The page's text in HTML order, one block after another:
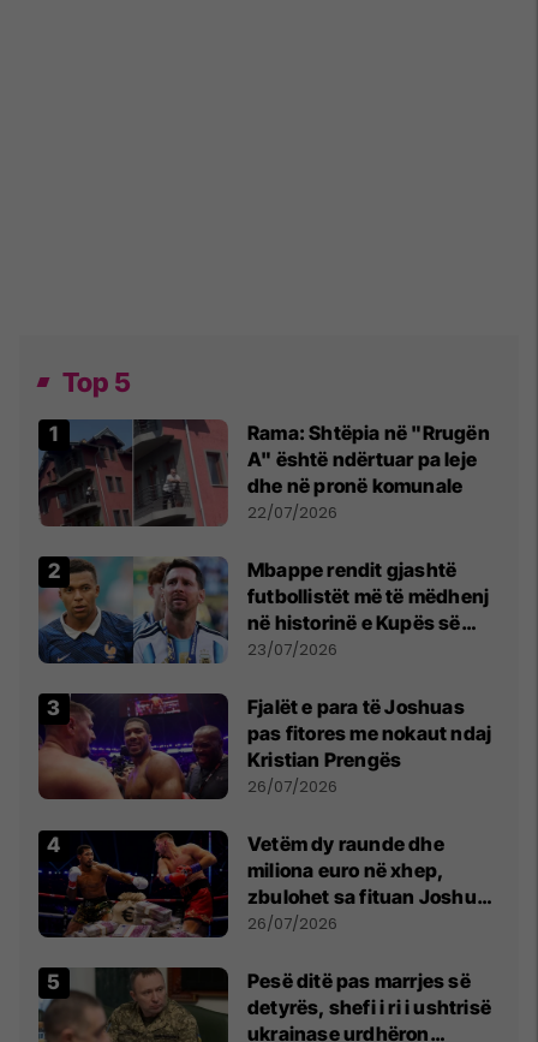
Top 5
Rama: Shtëpia në "Rrugën
A" është ndërtuar pa leje
dhe në pronë komunale
22/07/2026
Mbappe rendit gjashtë
futbollistët më të mëdhenj
në historinë e Kupës së
Botës, Messi mbetet i dyti
23/07/2026
Fjalët e para të Joshuas
pas fitores me nokaut ndaj
Kristian Prengës
26/07/2026
Vetëm dy raunde dhe
miliona euro në xhep,
zbulohet sa fituan Joshua
e Prenga
26/07/2026
Pesë ditë pas marrjes së
detyrës, shefi i ri i ushtrisë
ukrainase urdhëron